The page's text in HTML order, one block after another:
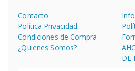
Contacto
Política Privacidad
Condiciones de Compra
¿Quienes Somos?
DE